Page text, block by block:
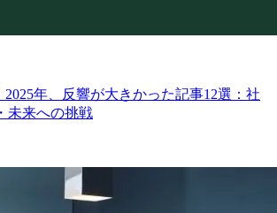
2025年、反響が大きかった記事12選：社
未来への挑戦